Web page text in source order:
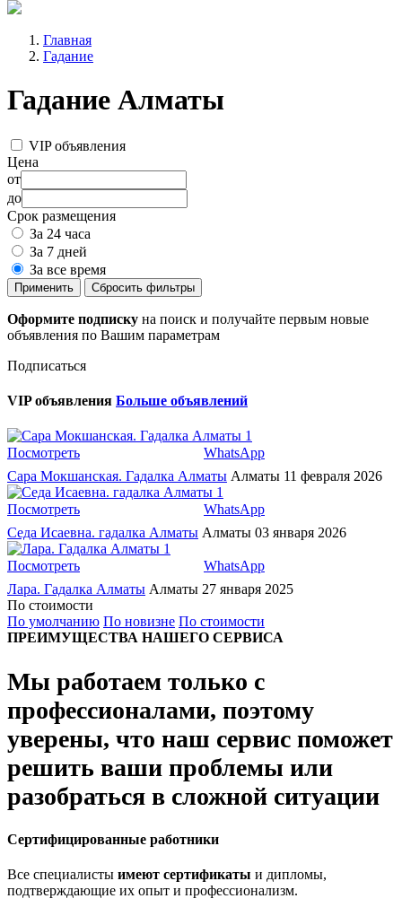
Главная
Гадание
Гадание Алматы
VIP объявления
Цена
от
до
Срок размещения
За 24 часа
За 7 дней
За все время
Применить Сбросить фильтры
Оформите подписку на поиск и получайте первым новые
объявления по Вашим параметрам
Подписаться
VIP объявления Больше объявлений
1
Посмотреть
WhatsApp
Сара Мокшанская. Гадалка Алматы Алматы 11 февраля 2026
1
Посмотреть
WhatsApp
Седа Исаевна. гадалка Алматы Алматы 03 января 2026
1
Посмотреть
WhatsApp
Лара. Гадалка Алматы Алматы 27 января 2025
По стоимости
По умолчанию По новизне По стоимости
ПРЕИМУЩЕСТВА НАШЕГО СЕРВИСА
Мы работаем только с
профессионалами, поэтому
уверены, что наш сервис поможет
решить ваши проблемы или
разобраться в сложной ситуации
Сертифицированные работники
Все специалисты имеют сертификаты и дипломы,
подтверждающие их опыт и профессионализм.